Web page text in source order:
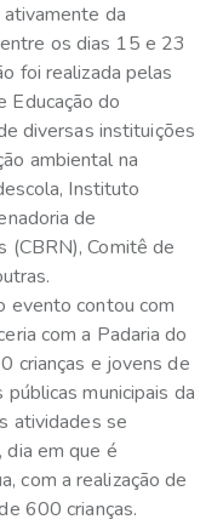
da
os dias 15 e 23
foi realizada pelas
Educação do
diversas instituições
ambiental na
Instituto
de
(CBRN), Comitê de
evento contou com
com a Padaria do
crianças e jovens de
municipais da
atividades se
em que é
com a realização de
600 crianças.